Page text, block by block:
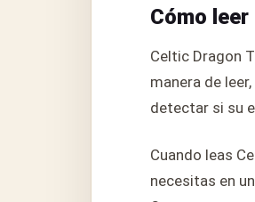
Cómo
Celtic Dragon
manera de
detectar si su
Cuando leas
necesitas en